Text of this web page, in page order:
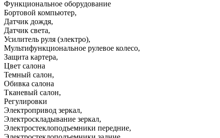
Функциональное оборудование
Бортовой компьютер,
Датчик дождя,
Датчик света,
Усилитель руля (электро),
Мультифункциональное рулевое колесо,
Защита картера,
Цвет салона
Темный салон,
Обивка салона
Тканевый салон,
Регулировки
Электропривод зеркал,
Электроскладывание зеркал,
Электростеклоподъемники передние,